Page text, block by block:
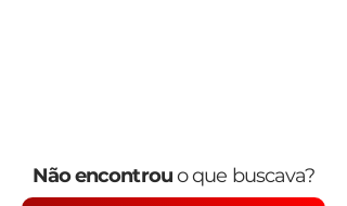
Não encontrouo que buscava?